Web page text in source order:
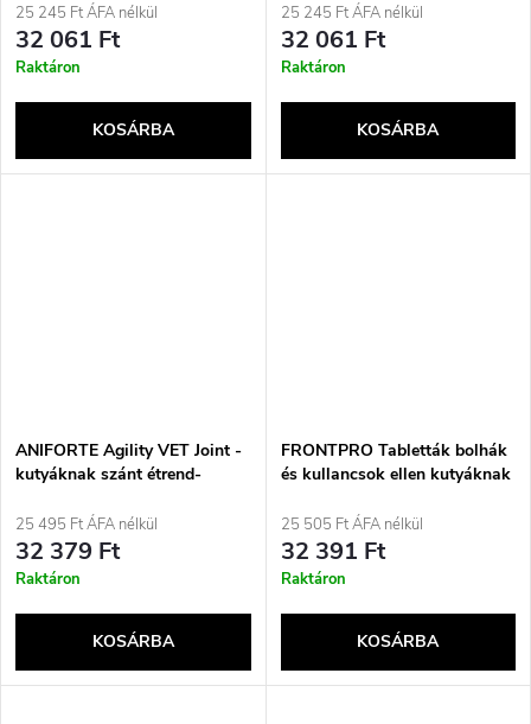
25 245 Ft ÁFA nélkül
32 061 Ft
Raktáron
KOSÁRBA
25 245 Ft ÁFA nélkül
32 061 Ft
Raktáron
KOSÁRBA
ANIFORTE Agility VET Joint -
kutyáknak szánt étrend-
25 495 Ft ÁFA nélkül
32 379 Ft
Raktáron
KOSÁRBA
FRONTPRO Tabletták bolhák
és kullancsok ellen kutyáknak
25 505 Ft ÁFA nélkül
32 391 Ft
Raktáron
KOSÁRBA